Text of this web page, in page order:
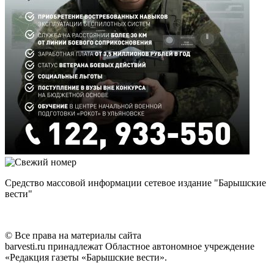
Средство массовой информации сетевое издание "Барышские
вести"
© Все права на материалы сайта
barvesti.ru принадлежат Областное автономное учреждение
«Редакция газеты «Барышские вести».